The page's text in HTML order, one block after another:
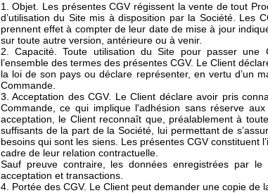
1. Objet. Les présentes CGV régissent la vente de tout
d’utilisation du Site mis à disposition par la Société. Les
prennent effet à compter de leur date de mise à jour
sur toute autre version, antérieure ou à venir.
2. Capacité. Toute utilisation du Site pour passer une
l’ensemble des termes des présentes CGV. Le Client
la loi de son pays ou déclare représenter, en vertu d’un
Commande.
3. Acceptation des CGV. Le Client déclare avoir pris
Commande, ce qui implique l'adhésion sans réserve
acceptation, le Client reconnaît que, préalablement à
suffisants de la part de la Société, lui permettant de
besoins qui sont les siens. Les présentes CGV constituent
cadre de leur relation contractuelle.
Sauf preuve contraire, les données enregistrées par
acceptation et transactions.
4. Portée des CGV. Le Client peut demander une copie